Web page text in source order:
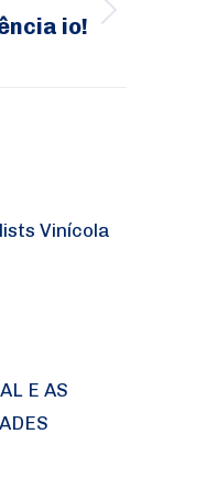
io!
Vinícola
E AS